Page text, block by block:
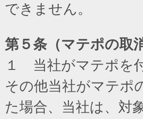
できません。
第５条（マテポの取
１ 当社がマテポを
その他当社がマテポ
た場合、当社は、対